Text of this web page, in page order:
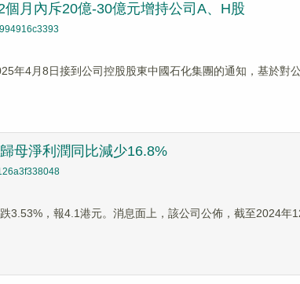
月內斥20億-30億元增持公司A、H股
年4月8日接到公司控股股東中國石化集團的通知，基於對
母淨利潤同比減少16.8%
3.53%，報4.1港元。消息面上，該公司公佈，截至2024年